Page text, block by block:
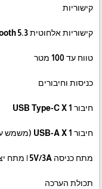
קישוריות
קישוריות אלחוטית Bluetooth 5.3
טווח עד 100 מטר
כניסות וחיבורים
חיבור USB Type-C X 1
חיבור USB-A X 1 (משמש עבור טעינת התקנים חכמים)
מתח כניסה 5V/3A | מתח יציאה: 5V/1A
תכולת הערכה